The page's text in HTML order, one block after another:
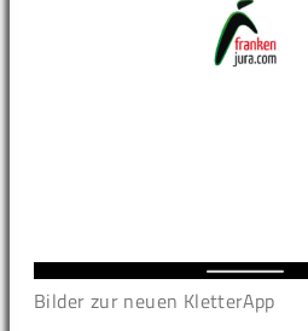
Bilder zur neuen KletterApp